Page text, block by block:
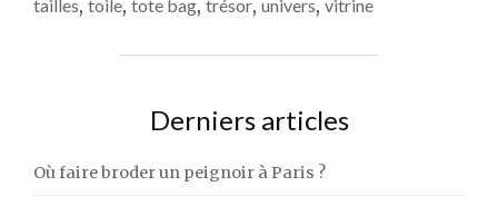
tailles, toile, tote bag, trésor, univers, vitrine
Derniers articles
Où faire broder un peignoir à Paris ?